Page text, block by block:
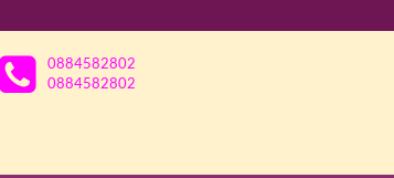
0884582802
0884582802